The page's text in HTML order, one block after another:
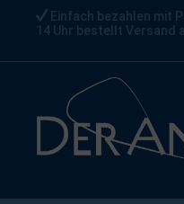
Einfach bezahlen mit
14 Uhr bestellt Versand